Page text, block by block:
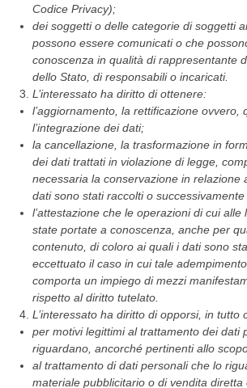
Codice Privacy);
dei soggetti o delle categorie di soggetti
possono essere comunicati o che
conoscenza in qualità di rappresentante
dello Stato, di responsabili o incaricati.
L’interessato ha diritto di ottenere:
l’aggiornamento, la rettificazione ovvero,
l’integrazione dei dati;
la cancellazione, la trasformazione in
dei dati trattati in violazione di legge,
necessaria la conservazione in relazione
dati sono stati raccolti o
l’attestazione che le operazioni di cui
state portate a conoscenza, anche per
contenuto, di coloro ai quali i dati sono
eccettuato il caso in cui tale
comporta un impiego di mezzi
rispetto al diritto tutelato.
L’interessato ha diritto di opporsi, in tutto
per motivi legittimi al trattamento dei dati
riguardano, ancorché pertinenti allo
al trattamento di dati personali che lo
materiale pubblicitario o di vendita